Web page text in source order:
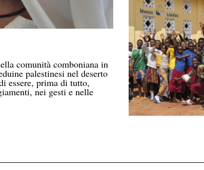
comunità comboniana in
palestinesi nel deserto
essere, prima di tutto,
nei gesti e nelle